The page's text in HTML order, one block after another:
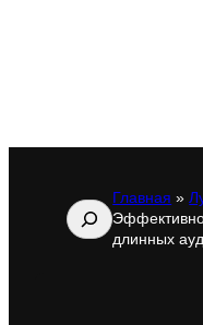
Поиск
Главная »
длинных